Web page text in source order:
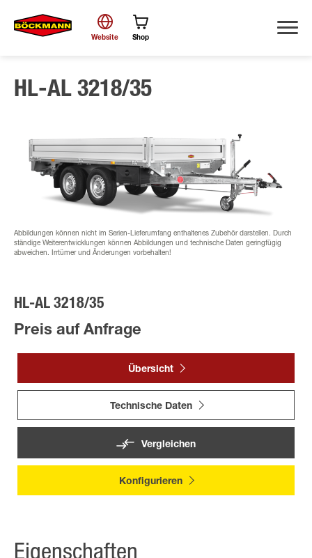
Suche
Website Shop
HL-AL 3218/35
Abbildungen können nicht im Serien-Lieferumfang enthaltenes Zubehör darstellen. Durch
ständige Weiterentwicklungen können Abbildungen und technische Daten geringfügig
abweichen. Irrtümer und Änderungen vorbehalten!
HL-AL 3218/35
Preis auf Anfrage
Übersicht
Technische Daten
Vergleichen
Konfigurieren